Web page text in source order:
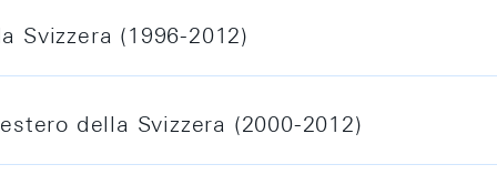
del 2025
Svizzera (1996-2012)
della Svizzera (2000-2012)